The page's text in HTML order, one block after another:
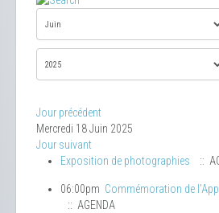
Jour précédent
Mercredi 18 Juin 2025
Jour suivant
Exposition de photographies
::
06:00pm Commémoration de
:: AGENDA